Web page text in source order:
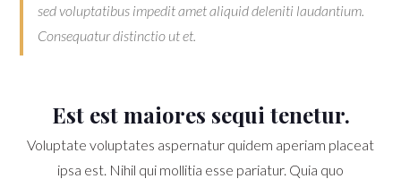
sed voluptatibus impedit amet aliquid deleniti laudantium.
Consequatur distinctio ut et.
Est est maiores sequi tenetur.
Voluptate voluptates aspernatur quidem aperiam placeat
ipsa est. Nihil qui mollitia esse pariatur. Quia quo